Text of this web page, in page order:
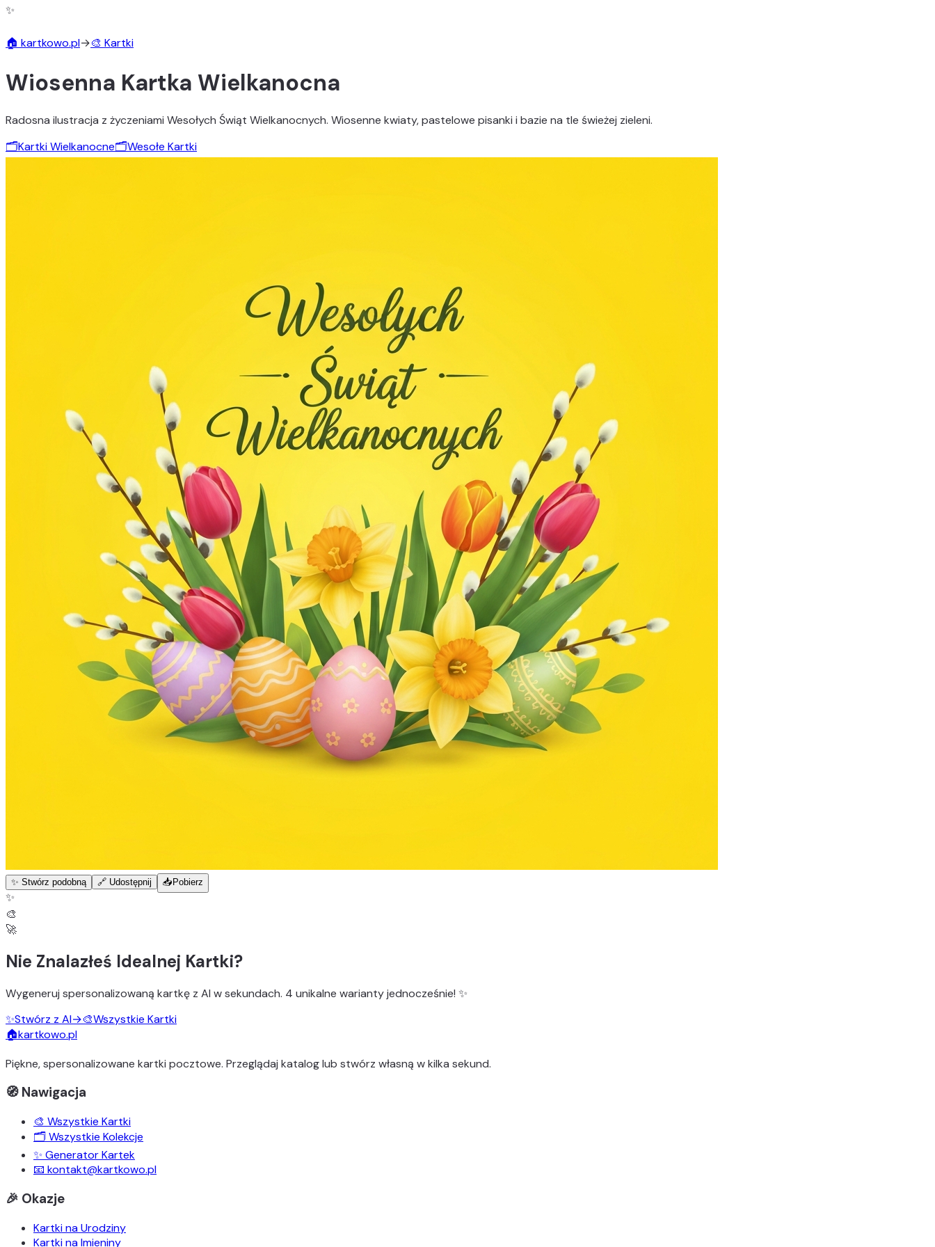
✨
🏠 kartkowo.pl→🎨 Kartki
Wiosenna Kartka Wielkanocna
Radosna ilustracja z życzeniami Wesołych Świąt Wielkanocnych. Wiosenne kwiaty, pastelowe pisanki i bazie na tle świeżej zieleni.
🗂️Kartki Wielkanocne🗂️Wesołe Kartki
✨ Stwórz podobną 🔗 Udostępnij 📥 Pobierz
✨
🎨
🚀
Nie Znalazłeś Idealnej Kartki?
Wygeneruj spersonalizowaną kartkę z AI w sekundach. 4 unikalne wariantyjednocześnie! ✨
✨Stwórz z AI→🎨Wszystkie Kartki
🏠kartkowo.pl
Piękne, spersonalizowane kartki pocztowe. Przeglądaj katalog lub stwórz własną w kilka sekund.
🧭 Nawigacja
🎨 Wszystkie Kartki
🗂️ Wszystkie Kolekcje
✨ Generator Kartek
📧 kontakt@kartkowo.pl
🎉 Okazje
Kartki na Urodziny
Kartki na Imieniny